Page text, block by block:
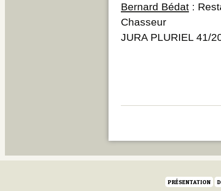
Bernard Bédat :
Chasseur
JURA PLURIEL 41/
PRÉSENTATION